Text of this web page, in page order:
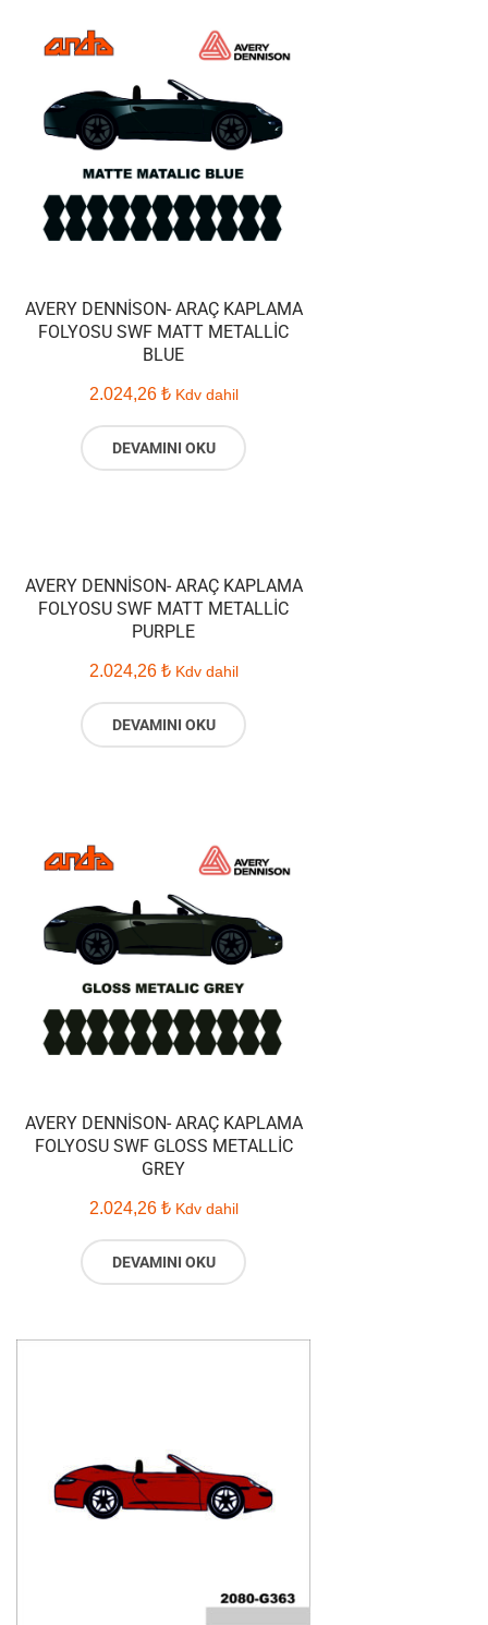
AVERY DENNISON- ARAÇ KAPLAMA
FOLYOSU SWF MATT METALLIC
BLUE
2.024,26 ₺ Kdv dahil
DEVAMINI OKU
AVERY DENNISON- ARAÇ KAPLAMA
FOLYOSU SWF MATT METALLIC
PURPLE
2.024,26 ₺ Kdv dahil
DEVAMINI OKU
AVERY DENNISON- ARAÇ KAPLAMA
FOLYOSU SWF GLOSS METALLIC
GREY
2.024,26 ₺ Kdv dahil
DEVAMINI OKU